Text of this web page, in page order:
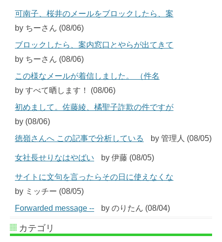
可南子、桜井のメールをブロックしたら、案
by ちーさん (08/06)
ブロックしたら、案内窓口とやらが出てきて
by ちーさん (08/06)
この様なメールが着信しました。 （件名
by すべて晒します！ (08/06)
初めまして。佐藤綾、橘聖子詐欺の件ですが
by (08/06)
徳嶺さんへ この記事で分析している
by 管理人 (08/05)
女社長せりなはやばい by 伊藤 (08/05)
サイトに文句を言ったらその日に使えなくな
by ミッチー (08/05)
Forwarded message --
by のりたん (08/04)
カテゴリ